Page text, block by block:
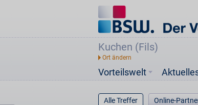
Kuchen (Fils)
Vorteilswelt
Alle Treffer Online-